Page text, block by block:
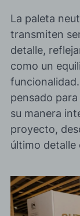
La paleta
transmiten
detalle,
como un
pensado
su manera
proyecto,
último detalle